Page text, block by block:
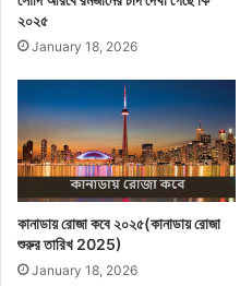
২০২৫
January 18, 2026
কানাডায় রোজা কবে ২০২৫(কানাডায় রোজা
শুরুর তারিখ 2025)
January 18, 2026